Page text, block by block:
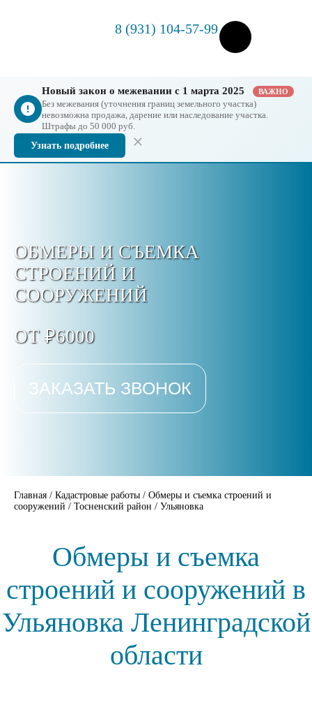
8 (931) 104-57-99
Новый закон о межевании с 1 марта 2025 ВАЖНО
Без межевания (уточнения границ земельного участка)
невозможна продажа, дарение или наследование участка.
Штрафы до 50 000 руб.
Узнать подробнее
ОБМЕРЫ И СЪЕМКА
СТРОЕНИЙ И
СООРУЖЕНИЙ
ОТ ₽6000
ЗАКАЗАТЬ ЗВОНОК
Главная / Кадастровые работы / Обмеры и съемка строений и
сооружений / Тосненский район / Ульяновка
Обмеры и съемка
строений и сооружений в
Ульяновка Ленинградской
области